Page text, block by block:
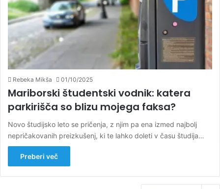
Rebeka Mikša 01/10/2025
Mariborski študentski vodnik: katera
parkirišča so blizu mojega faksa?
Novo študijsko leto se pričenja, z njim pa ena izmed najbolj
nepričakovanih preizkušenj, ki te lahko doleti v času študija…
Preberi več